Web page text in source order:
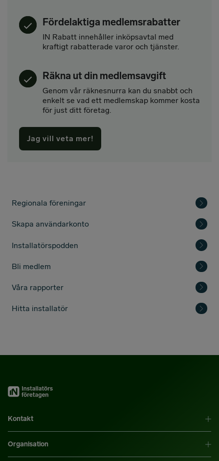
Fördelaktiga medlemsrabatter
IN Rabatt innehåller inköpsavtal med
kraftigt rabatterade varor och tjänster.
Räkna ut din medlemsavgift
Genom vår räknesnurra kan du snabbt och
enkelt se vad ett medlemskap kommer kosta
för just ditt företag.
Jag vill veta mer!
Regionala föreningar
Skapa användarkonto
Installatörspodden
Bli medlem
Våra rapporter
Hitta installatör
Kontakt
Organisation